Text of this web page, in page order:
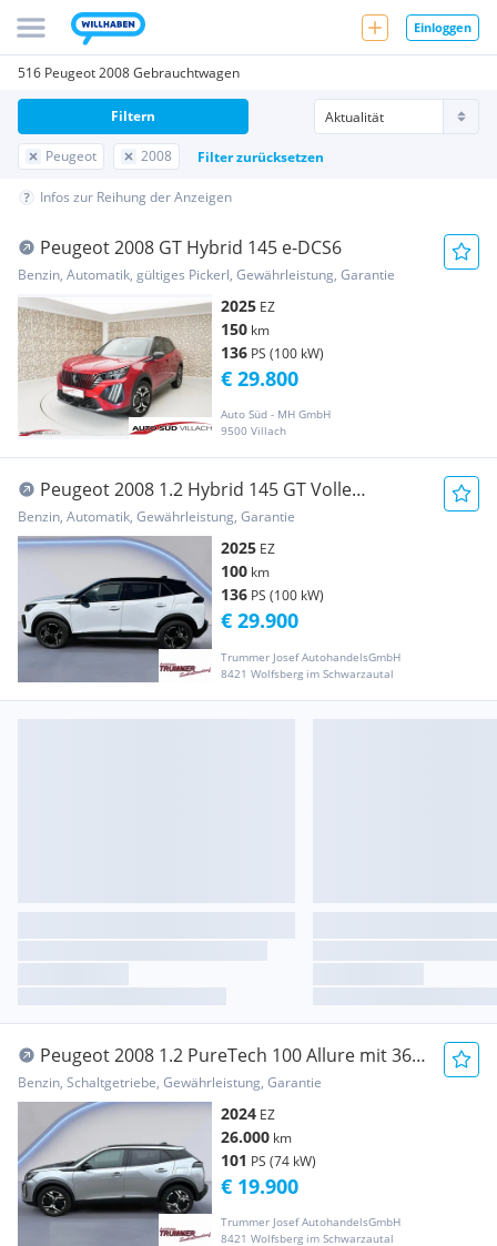
Einloggen
516 Peugeot 2008 Gebrauchtwagen
Peugeot 2008 Filter zurücksetzen
Filtern
Infos zur Reihung der Anzeigen
Peugeot 2008 GT Hybrid 145 e-DCS6
Benzin, Automatik, gültiges Pickerl, Gewährleistung, Garantie
2025 EZ
150 km
136 PS (100 kW)
Auto Süd - MH GmbH
9500 Villach
€ 29.800
Peugeot 2008 1.2 Hybrid 145 GT Volle
Ausstattung
Benzin, Automatik, Gewährleistung, Garantie
2025 EZ
100 km
136 PS (100 kW)
Trummer Josef AutohandelsGmbH
8421 Wolfsberg im Schwarzautal
€ 29.900
Peugeot 2008 1.2 PureTech 100 Allure mit 360
Grad Ka...
Benzin, Schaltgetriebe, Gewährleistung, Garantie
2024 EZ
26.000 km
101 PS (74 kW)
Trummer Josef AutohandelsGmbH
8421 Wolfsberg im Schwarzautal
€ 19.900